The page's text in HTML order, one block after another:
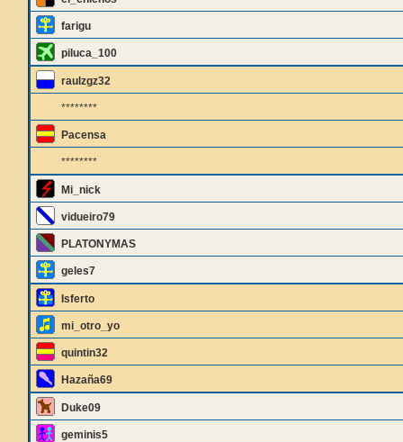
farigu
piluca_100
raulzgz32
********
Pacensa
********
Mi_nick
vidueiro79
PLATONYMAS
geles7
Isferto
mi_otro_yo
quintin32
Hazaña69
Duke09
geminis5